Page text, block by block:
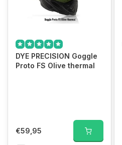
DYE PRECISION Goggle
Proto FS Olive thermal
€59,95